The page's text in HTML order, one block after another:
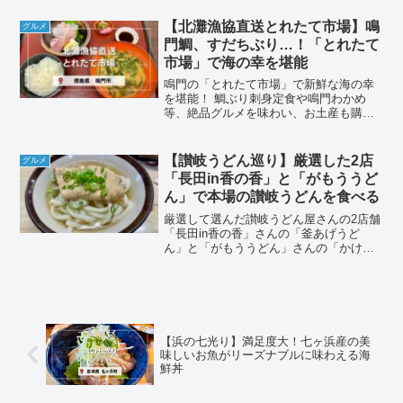
グルメ
【北灘漁協直送とれたて市場】鳴
門鯛、すだちぶり…！「とれたて
市場」で海の幸を堪能
鳴門の「とれたて市場」で新鮮な海の幸
を堪能！ 鯛ぶり刺身定食や鳴門わかめ
等、絶品グルメを味わい、お土産も購入
グルメ
【讃岐うどん巡り】厳選した2店
「長田in香の香」と「がもううど
ん」で本場の讃岐うどんを食べる
厳選して選んだ讃岐うどん屋さんの2店舗
「長田in香の香」さんの「釜あげうど
ん」と「がもううどん」さんの「かけう
【浜の七光り】満足度大！七ヶ浜産の美
味しいお魚がリーズナブルに味わえる海
鮮丼